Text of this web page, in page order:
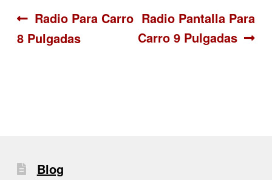
Navegación
de
Anterior:
Radio Para Carro
8 Pulgadas
Siguiente:
Radio Pantalla Para
Carro 9 Pulgadas
Blog